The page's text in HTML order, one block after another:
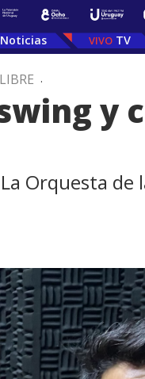
Noticias TV
.
y
Orquesta de